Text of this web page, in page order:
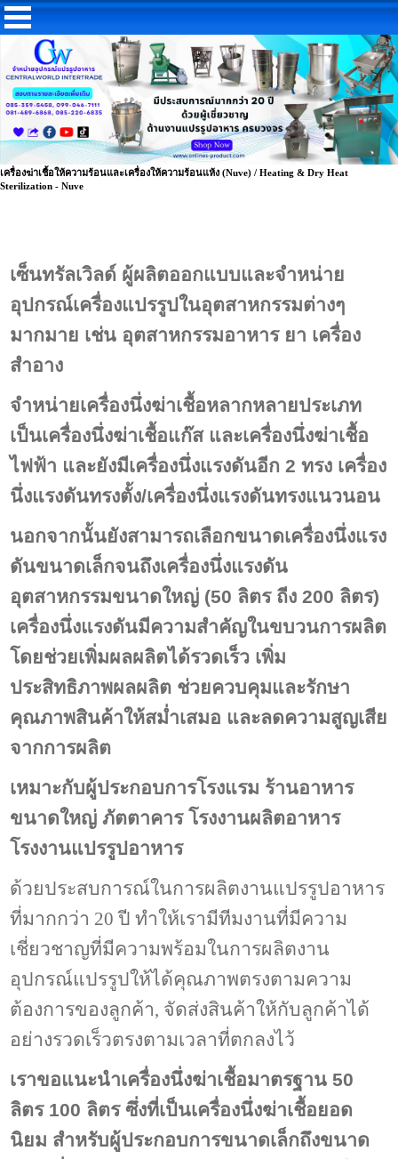
เครื่องฆ่าเชื้อให้ความร้อนและเครื่องให้ความร้อนแห้ง (Nuve) / Heating & Dry Heat
Sterilization - Nuve
เซ็นทรัลเวิลด์ ผู้ผลิตออกแบบและจำหน่าย
อุปกรณ์เครื่องแปรรูปในอุตสาหกรรมต่างๆ
มากมาย เช่น อุตสาหกรรมอาหาร ยา เครื่อง
สำอาง
จำหน่ายเครื่องนึ่งฆ่าเชื้อหลากหลายประเภท
เป็นเครื่องนึ่งฆ่าเชื้อแก๊ส และเครื่องนึ่งฆ่าเชื้อ
ไฟฟ้า และยังมีเครื่องนึ่งแรงดันอีก 2 ทรง เครื่อง
นึ่งแรงดันทรงตั้ง/เครื่องนึ่งแรงดันทรงแนวนอน
นอกจากนั้นยังสามารถเลือกขนาดเครื่องนึ่งแรง
ดันขนาดเล็กจนถึงเครื่องนึ่งแรงดัน
อุตสาหกรรมขนาดใหญ่ (50 ลิตร ถีง 200 ลิตร)
เครื่องนึ่งแรงดันมีความสำคัญในขบวนการผลิต
โดยช่วยเพิ่มผลผลิตได้รวดเร็ว เพิ่ม
ประสิทธิภาพผลผลิต ช่วยควบคุมและรักษา
คุณภาพสินค้าให้สม่ำเสมอ และลดความสูญเสีย
จากการผลิต
เหมาะกับผู้ประกอบการโรงแรม ร้านอาหาร
ขนาดใหญ่ ภัตตาคาร โรงงานผลิตอาหาร
โรงงานแปรรูปอาหาร
ด้วยประสบการณ์ในการผลิตงานแปรรูปอาหาร
ที่มากกว่า 20 ปี ทำให้เรามีทีมงานที่มีความ
เชี่ยวชาญที่มีความพร้อมในการผลิตงาน
อุปกรณ์แปรรูปให้ได้คุณภาพตรงตามความ
ต้องการของลูกค้า, จัดส่งสินค้าให้กับลูกค้าได้
อย่างรวดเร็วตรงตามเวลาที่ตกลงไว้
เราขอแนะนำเครื่องนึ่งฆ่าเชื้อมาตรฐาน 50
ลิตร 100 ลิตร ซึ่งที่เป็นเครื่องนึ่งฆ่าเชื้อยอด
นิยม สำหรับผู้ประกอบการขนาดเล็กถึงขนาด